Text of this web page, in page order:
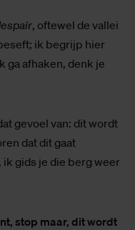
, oftewel de vallei
ik begrijp hier
ga afhaken, denk je
gevoel van: dit wordt
dat dit gaat
gids je die berg weer
stop maar, dit wordt